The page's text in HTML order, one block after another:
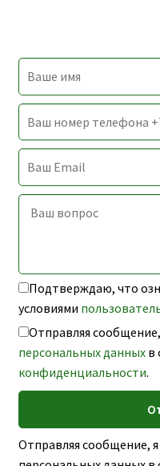
Подтверждаю, что
условиями
Отправляя
персональных данныхв
конфиденциальности.
Отправляя сообщение,